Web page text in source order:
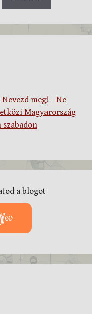
meg! - Ne
Magyarország
a blogot